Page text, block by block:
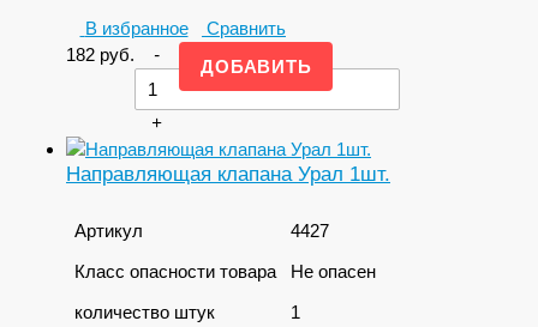
В избранное
Сравнить
182 руб. -
+
Направляющая клапана Урал 1шт.
Артикул
4427
Класс опасности товара
Не опасен
количество штук
1